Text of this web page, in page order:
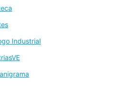
Industrial